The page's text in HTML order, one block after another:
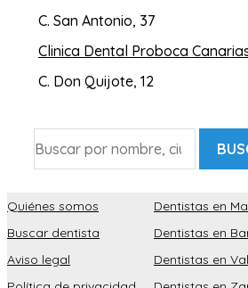
C. San Antonio, 37
Clinica Dental Proboca
C. Don Quijote, 12
Quiénes somos
Buscar dentista
Aviso legal
Dentistas en
Dentistas en
Dentistas en